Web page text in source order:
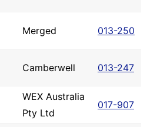
Merged 013-250
Camberwell 013-247
WEX Australia
Pty Ltd
017-907